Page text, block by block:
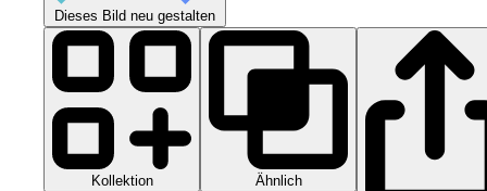
Dieses Bild neu gestalten
Kollektion Ähnlich